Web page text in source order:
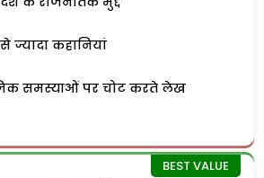
से ज्यादा कहानियां
समस्याओं पर चोट करते लेख